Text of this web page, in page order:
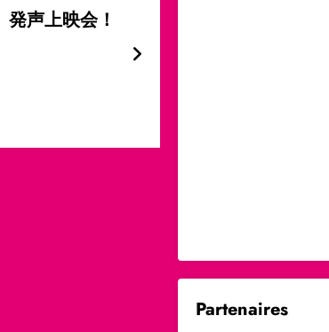
発声上映会！
Partenaires